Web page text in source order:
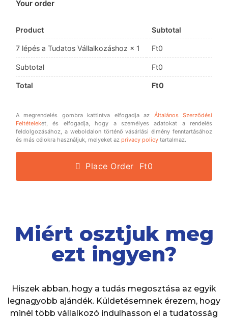
Your order
Product Subtotal
7 lépés a Tudatos Vállalkozáshoz × 1 Ft0
Subtotal Ft0
Total Ft0
A megrendelés gombra kattintva elfogadja az Általános Szerződési
Feltételeket, és elfogadja, hogy a személyes adatokat a rendelés
feldolgozásához, a weboldalon történő vásárlási élmény fenntartásához
és más célokra használjuk, melyeket az privacy policy tartalmaz.
Place Order Ft0
Miért osztjuk meg
ezt ingyen?
Hiszek abban, hogy a tudás megosztása az egyik
legnagyobb ajándék. Küldetésemnek érezem, hogy
minél több vállalkozó indulhasson el a tudatosság